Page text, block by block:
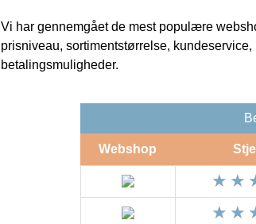
Vi har gennemgået de mest populære
prisniveau, sortimentstørrelse,
betalingsmuligheder.
Webshop